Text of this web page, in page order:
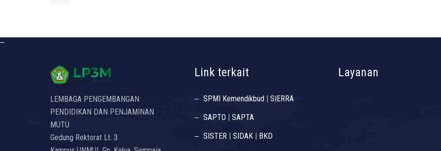
LEMBAGA PENGEMBANGAN
PENDIDIKAN DAN PENJAMINAN
MUTU
Gedung Rektorat Lt. 3
Link terkait
SPMI Kemendikbud | SIERRA
SAPTO | SAPTA
SISTER| SIDAK| BKD
Layanan